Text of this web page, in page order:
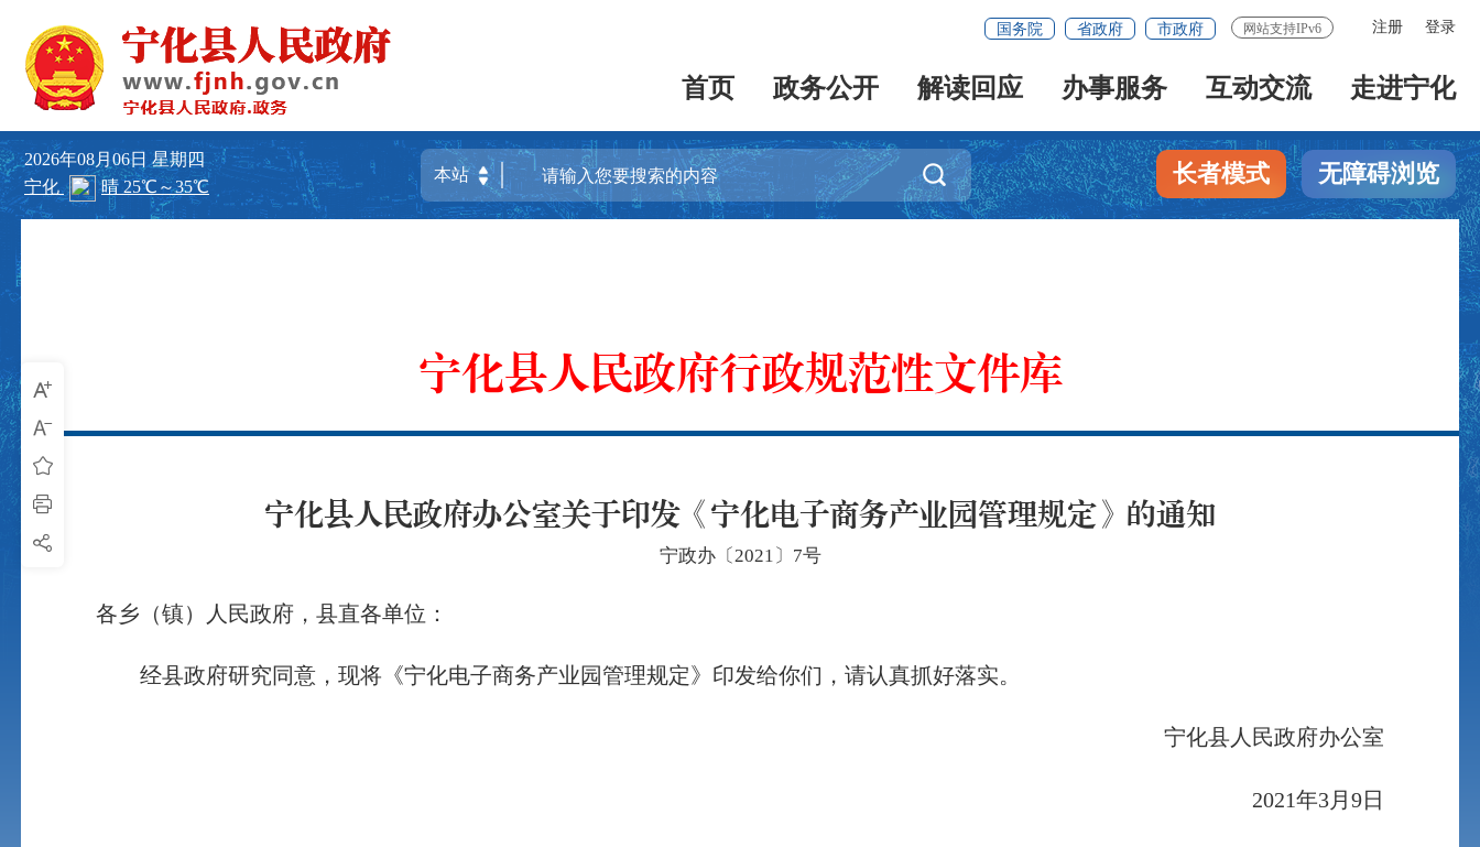
注册 登录
国务院 省政府 市政府 网站支持IPv6
首页 政务公开 解读回应 办事服务 互动交流 走进宁化
2026年08月06日星期四
 长者模式 无障碍浏览
宁化县人民政府行政规范性文件库
宁化县人民政府办公室关于印发《宁化电子商务产业园管理规定》的通知
宁政办〔2021〕7号
各乡（镇）人民政府，县直各单位：
经县政府研究同意，现将《宁化电子商务产业园管理规定》印发给你们，请认真抓好落实。
宁化县人民政府办公室
2021年3月9日